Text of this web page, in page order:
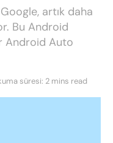
artık daha
Bu Android
Android Auto
süresi: 2 mins read